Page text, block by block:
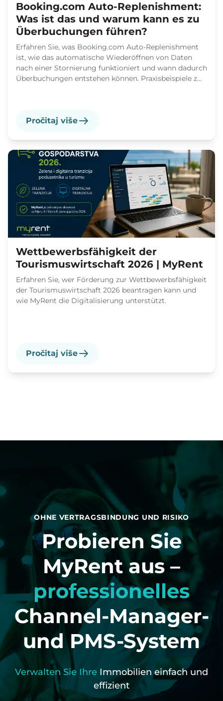
Booking.com Auto-Replenishment:
Was ist das und warum kann es zu
Überbuchungen führen?
Erfahren Sie, was Booking.com Auto-Replenishment
ist, wie das automatische Wiederöffnen von Daten
nach einer Stornierung funktioniert und wann dadurch
Überbuchungen entstehen können. Praxisbeispiele z...
Pročitaj više
Wettbewerbsfähigkeit der
Tourismuswirtschaft 2026 | MyRent
Erfahren Sie, wer Förderung zur Wettbewerbsfähigkeit
der Tourismuswirtschaft 2026 beantragen kann und
wie MyRent die Digitalisierung unterstützt.
Pročitaj više
OHNE VERTRAGSBINDUNG UND RISIKO
Probieren Sie
MyRent aus –
professionelles
Channel-Manager-
und PMS-System
Verwalten Sie Ihre Immobilien einfach und
effizient